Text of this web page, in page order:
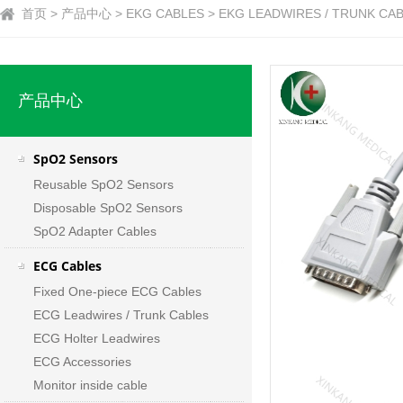
首页 > 产品中心 > EKG CABLES > EKG LEADWIRES / TRUNK
产品中心
SpO2 Sensors
Reusable SpO2 Sensors
Disposable SpO2 Sensors
SpO2 Adapter Cables
ECG Cables
Fixed One-piece ECG Cables
ECG Leadwires / Trunk Cables
ECG Holter Leadwires
ECG Accessories
Monitor inside cable